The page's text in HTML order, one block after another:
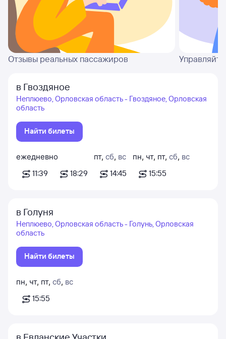
Отзывы реальных пассажиров
в Гвоздяное
Неплюево, Орловская область - Гвоздяное, Орловская
область
Найти билеты
ежедневно
11:39
18:29
пт, сб, вс
14:45
пн, чт, пт, сб, вс
15:55
в Голуня
Неплюево, Орловская область - Голунь, Орловская
область
Найти билеты
пн, чт, пт, сб, вс
15:55